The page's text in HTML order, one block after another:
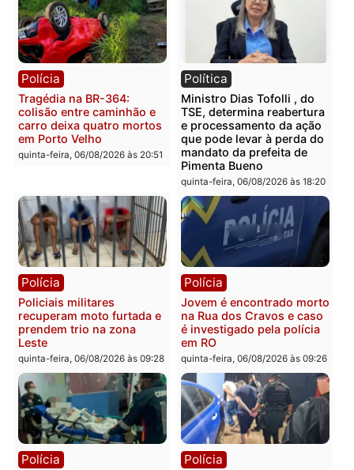
sexta-feira, 07/08/2026 às 09:38
Rondônia
sexta-feira, 07/08/2026 às
Polícia
Homem é encontrado
sexta-feira, 07/08/2026 às 09:30
Polícia
Polícia Militar apreende
explosivos e
durante patrulhamento
fluvial no Rio Madeira em
Porto Velho
sexta-feira, 07/08/2026 às
Polícia
Tragédia na BR-364:
colisão entre caminhão e
carro deixa quatro mortos
em Porto Velho
quinta-feira, 06/08/2026 às 20:51
Política
Ministro Dias Tofolli , do
TSE, determina
e processamento da
que pode levar à perda
mandato da prefeita de
Pimenta Bueno
quinta-feira, 06/08/2026 às